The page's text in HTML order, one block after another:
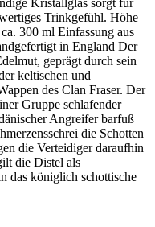
Kristallglas sorgt für
Trinkgefühl. Höhe
300 ml Einfassung aus
in England Der
geprägt durch sein
keltischen und
des Clan Fraser. Der
Gruppe schlafender
Angreifer barfuß
die Schotten
die Verteidiger daraufhin
die Distel als
das königlich schottische